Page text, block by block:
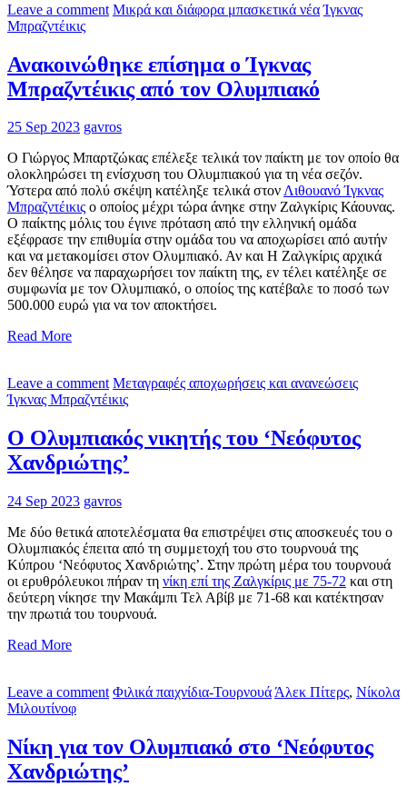
Leave a comment Μικρά και διάφορα μπασκετικά νέα Ίγκνας
Μπραζντέικις
Ανακοινώθηκε επίσημα ο Ίγκνας
Μπραζντέικις από τον Ολυμπιακό
25 Sep 2023 gavros
Ο Γιώργος Μπαρτζώκας επέλεξε τελικά τον παίκτη με τον οποίο θα
ολοκληρώσει τη ενίσχυση του Ολυμπιακού για τη νέα σεζόν.
Ύστερα από πολύ σκέψη κατέληξε τελικά στονΛιθουανό Ίγκνας
Μπραζντέικις ο οποίος μέχρι τώρα άνηκε στην Ζαλγκίρις Κάουνας.
Ο παίκτης μόλις του έγινε πρόταση από την ελληνική ομάδα
εξέφρασε την επιθυμία στην ομάδα του να αποχωρίσει από αυτήν
και να μετακομίσει στον Ολυμπιακό. Αν και Η Ζαλγκίρις αρχικά
δεν θέλησε να παραχωρήσει τον παίκτη της, εν τέλει κατέληξε σε
συμφωνία με τον Ολυμπιακό, ο οποίος της κατέβαλε το ποσό των
500.000 ευρώ για να τον αποκτήσει.
Read More
Leave a comment Μεταγραφές αποχωρήσεις και ανανεώσεις
Ίγκνας Μπραζντέικις
Ο Ολυμπιακός νικητής του ‘Νεόφυτος
Χανδριώτης’
24 Sep 2023 gavros
Με δύο θετικά αποτελέσματα θα επιστρέψει στις αποσκευές του ο
Ολυμπιακός έπειτα από τη συμμετοχή του στο τουρνουά της
Κύπρου ‘Νεόφυτος Χανδριώτης’. Στην πρώτη μέρα του τουρνουά
οι ερυθρόλευκοι πήραν τη νίκη επί της Ζαλγκίρις με 75-72 και στη
δεύτερη νίκησε την Μακάμπι Τελ Αβίβ με 71-68 και κατέκτησαν
την πρωτιά του τουρνουά.
Read More
Leave a comment Φιλικά παιχνίδια-Τουρνουά Άλεκ Πίτερς, Νίκολα
Μιλουτίνοφ
Νίκη για τον Ολυμπιακό στο ‘Νεόφυτος
Χανδριώτης’